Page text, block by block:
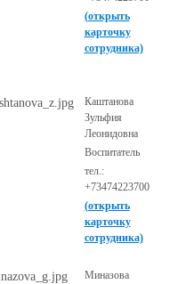
(открыть
карточку
сотрудника)
Каштанова
Зульфия
Леонидовна
Воспитатель
тел.:
+73474223700
(открыть
карточку
сотрудника)
Миназова